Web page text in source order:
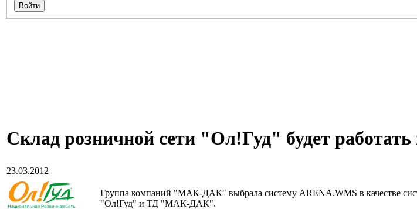
Склад розничной сети "Ол!Гуд" будет
23.03.2012
Группа компаний "МАК-ДАК" выбрала систему ARENA.WMS в качестве
"Ол!Гуд" и ТД "МАК-ДАК".